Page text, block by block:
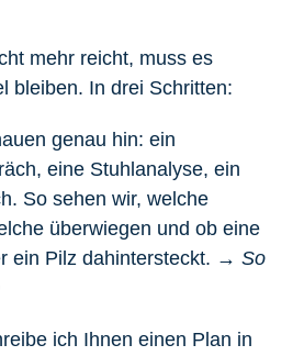
mehr reicht, muss es
bleiben. In drei Schritten:
genau hin: ein
eine Stuhlanalyse, ein
So sehen wir, welche
überwiegen und ob eine
ein Pilz dahintersteckt. → So
ich Ihnen einen Plan in